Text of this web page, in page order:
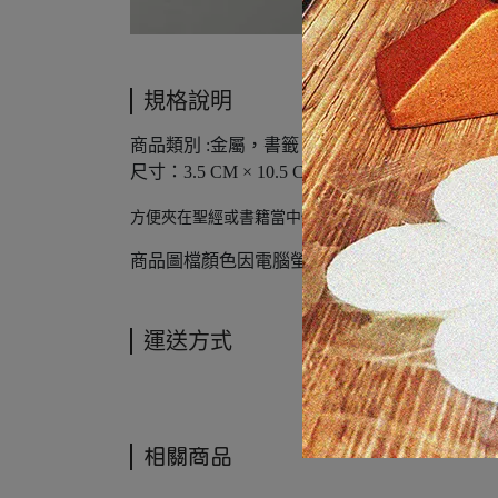
規格說明
商品類別 :金屬，書籤
尺寸：3.5 CM × 10.5 CM
方便夾在聖經或書籍當中做使用
商品圖檔顏色因電腦螢幕設定差異會略有不同
運送方式
相關商品